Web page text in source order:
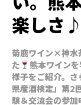
楽しさ♪
菊鹿ワイン×神水
た
熊本ワイン
様子をご紹介。さ
県産酒検定」第2
験＆交流会の参加